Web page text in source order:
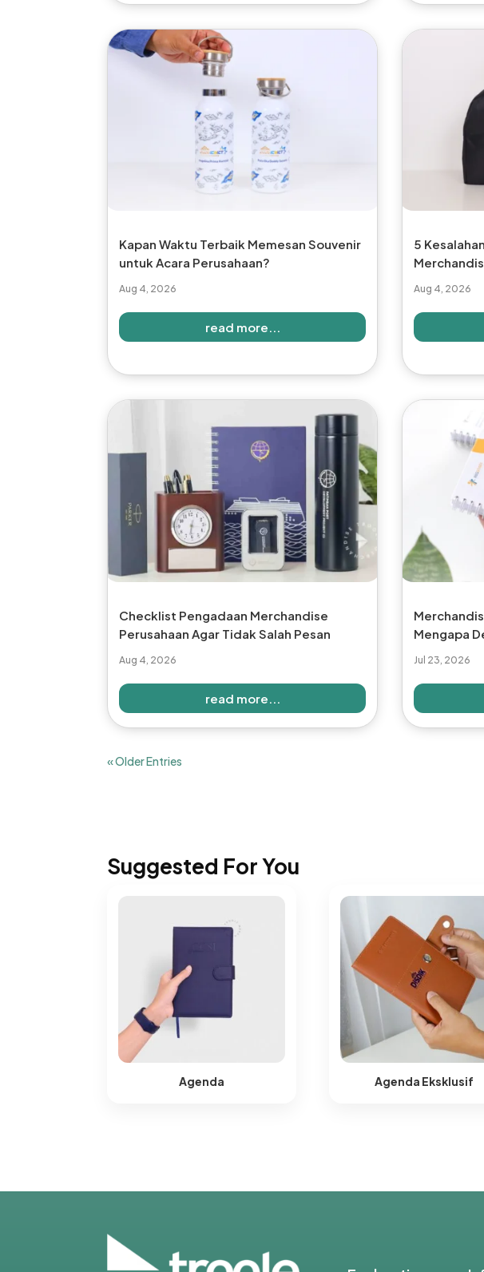
Kapan Waktu Terbaik Memesan Souvenir
untuk Acara Perusahaan?
Aug 4, 2026
read more...
5
Aug 4, 2026
Checklist Pengadaan Merchandise
Perusahaan Agar Tidak Salah Pesan
Aug 4, 2026
read more...
Mengapa
Jul 23, 2026
« Older Entries
Suggested For You
Agenda Agenda Eksklusif